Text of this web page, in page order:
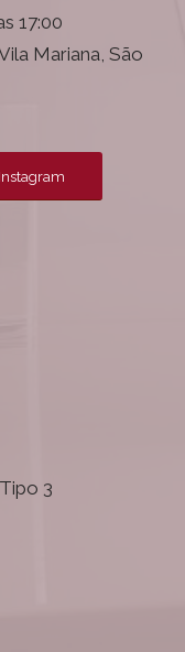
17:00
Mariana, São
Instagram
3